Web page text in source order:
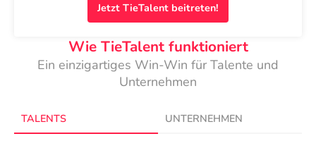
Jetzt TieTalent beitreten!
Wie TieTalent funktioniert
Ein einzigartiges Win-Win für Talente und
Unternehmen
TALENTS UNTERNEHMEN